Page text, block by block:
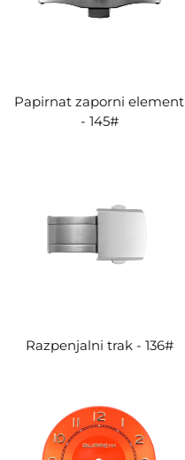
Papirnat zaporni element
- 145#
Razpenjalni trak - 136#